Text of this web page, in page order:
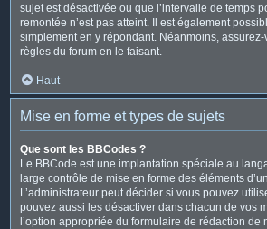
sujet est désactivée ou que l’intervalle de temps
remontée n’est pas atteint. Il est également
simplement en y répondant. Néanmoins,
règles du forum en le faisant.
Haut
Mise en forme et types de sujets
Que sont les BBCodes ?
Le BBCode est une implantation spéciale au
large contrôle de mise en forme des éléments
L’administrateur peut décider si vous pouvez
pouvez aussi les désactiver dans chacun de vos
l’option appropriée du formulaire de rédaction de